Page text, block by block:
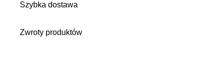
Szybka dostawa
Zwroty produktów